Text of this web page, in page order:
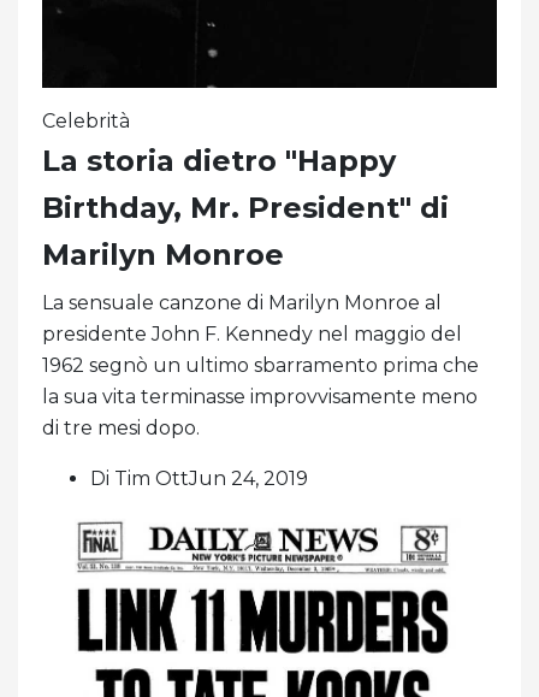
Celebrità
La storia dietro "Happy
Birthday, Mr. President" di
Marilyn Monroe
La sensuale canzone di Marilyn Monroe al
presidente John F. Kennedy nel maggio del
1962 segnò un ultimo sbarramento prima che
la sua vita terminasse improvvisamente meno
di tre mesi dopo.
Di Tim OttJun 24, 2019